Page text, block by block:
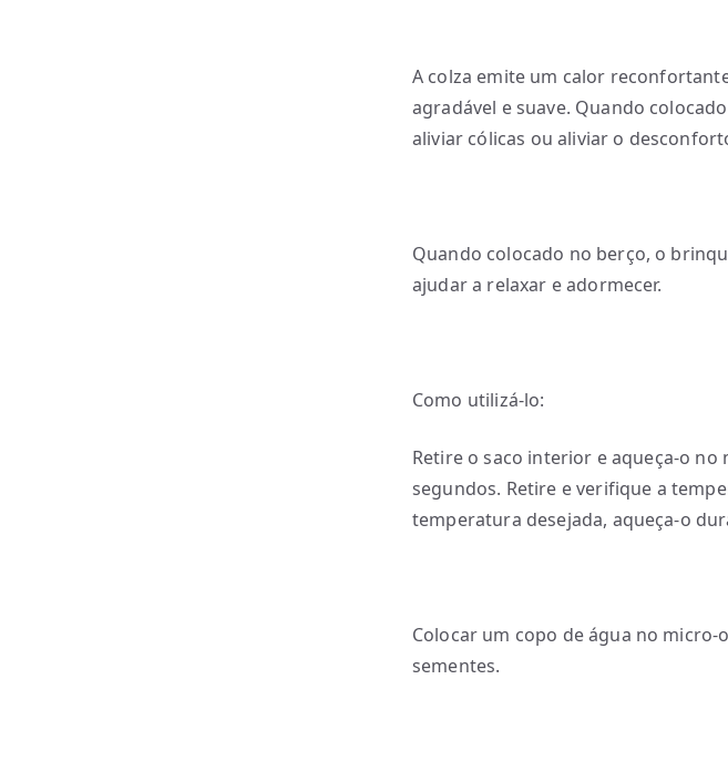
A colza emite um calor
agradável e suave. Quando
aliviar cólicas ou aliviar o
Quando colocado no berço, o
ajudar a relaxar e adormecer.
Como utilizá-lo:
Retire o saco interior e aqueça-o
segundos. Retire e verifique a
temperatura desejada, aqueça-o
Colocar um copo de água no
sementes.